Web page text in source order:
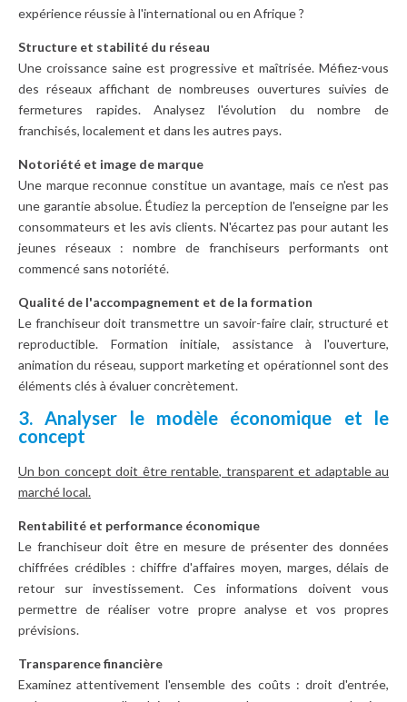
expérience réussie à l'international ou en Afrique ?
Structure et stabilité du réseau
Une croissance saine est progressive et maîtrisée. Méfiez-vous
des réseaux affichant de nombreuses ouvertures suivies de
fermetures rapides. Analysez l'évolution du nombre de
franchisés, localement et dans les autres pays.
Notoriété et image de marque
Une marque reconnue constitue un avantage, mais ce n'est pas
une garantie absolue. Étudiez la perception de l'enseigne par les
consommateurs et les avis clients. N'écartez pas pour autant les
jeunes réseaux : nombre de franchiseurs performants ont
commencé sans notoriété.
Qualité de l'accompagnement et de la formation
Le franchiseur doit transmettre un savoir-faire clair, structuré et
reproductible. Formation initiale, assistance à l'ouverture,
animation du réseau, support marketing et opérationnel sont des
éléments clés à évaluer concrètement.
3. Analyser le modèle économique et le
concept
Un bon concept doit être rentable, transparent et adaptable au
marché local.
Rentabilité et performance économique
Le franchiseur doit être en mesure de présenter des données
chiffrées crédibles : chiffre d'affaires moyen, marges, délais de
retour sur investissement. Ces informations doivent vous
permettre de réaliser votre propre analyse et vos propres
prévisions.
Transparence financière
Examinez attentivement l'ensemble des coûts : droit d'entrée,